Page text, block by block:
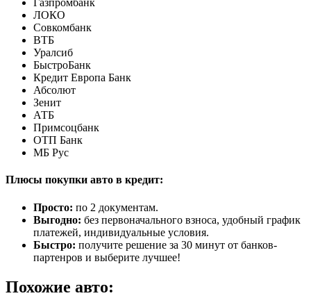
Газпромбанк
ЛОКО
Совкомбанк
ВТБ
Уралсиб
БыстроБанк
Кредит Европа Банк
Абсолют
Зенит
АТБ
Примсоцбанк
ОТП Банк
МБ Рус
Плюсы покупки авто в кредит:
Просто: по 2 документам.
Выгодно: без первоначального взноса, удобный график
платежей, индивидуальные условия.
Быстро: получите решение за 30 минут от банков-
партенров и выберите лучшее!
Похожие авто: